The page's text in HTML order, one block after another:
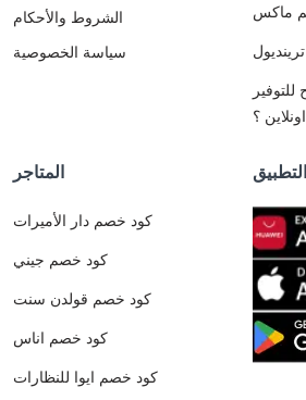
الشروط والأحكام
سياسة الخصوصية
ماكس
؟
المتاجر
كود خصم دار الأميرات
كود خصم جيني
كود خصم قولدن سنت
كود خصم اناس
كود خصم ايوا للنظارات